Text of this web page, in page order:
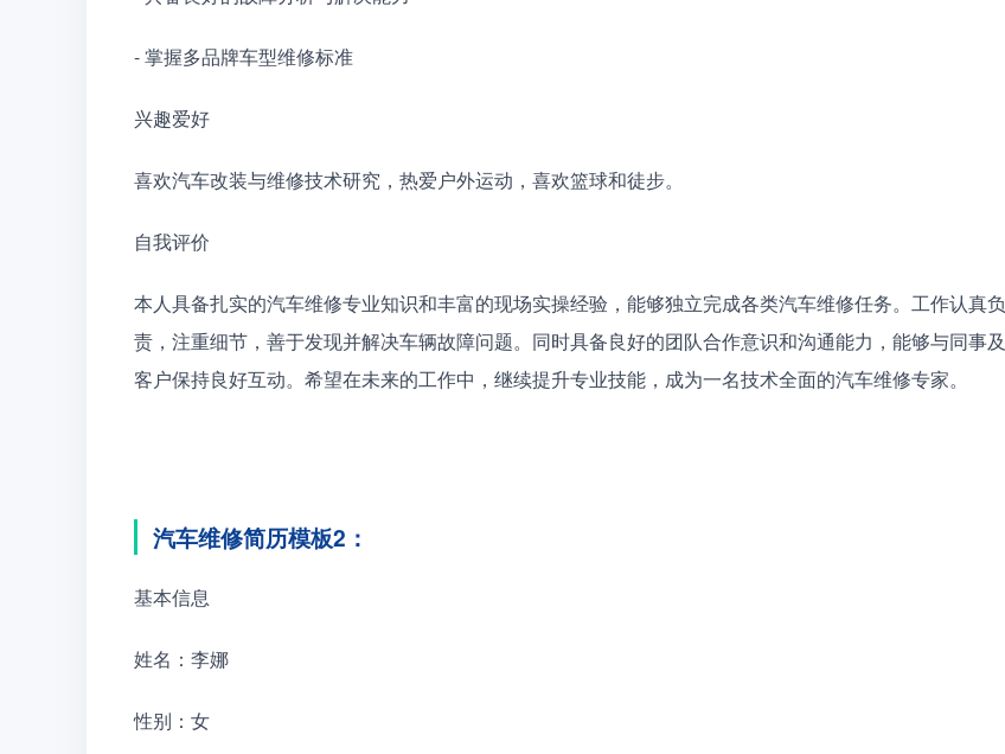
- 掌握多品牌车型维修标准
兴趣爱好
喜欢汽车改装与维修技术研究，热爱户外运动，喜欢篮球和徒步。
自我评价
本人具备扎实的汽车维修专业知识和丰富的现场实操经验，能够独立完成各类汽车维修任务。工作认真负
责，注重细节，善于发现并解决车辆故障问题。同时具备良好的团队合作意识和沟通能力，能够与同事及
客户保持良好互动。希望在未来的工作中，继续提升专业技能，成为一名技术全面的汽车维修专家。
汽车维修简历模板2：
基本信息
姓名：李娜
性别：女